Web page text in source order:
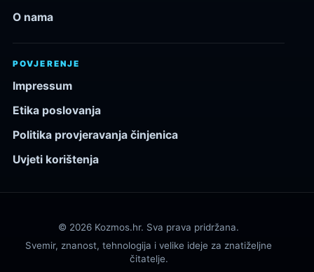
O nama
POVJERENJE
Impressum
Etika poslovanja
Politika provjeravanja činjenica
Uvjeti korištenja
© 2026 Kozmos.hr. Sva prava pridržana.
Svemir, znanost, tehnologija i velike ideje za znatiželjne
čitatelje.